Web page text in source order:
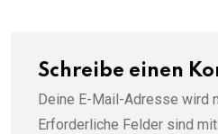
Schreibe einen
Deine E-Mail-Adresse wird
Erforderliche Felder sind mit